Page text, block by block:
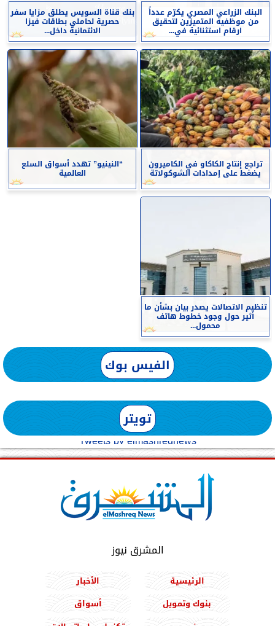
البنك الزراعي المصري يكرّم عدداً
من موظفيه المتميزين لتحقيق
ارقام استثنائية في...
بنك قناة السويس يطلق مزايا سفر
حصرية لحاملي بطاقات فيزا
الائتمانية داخل...
تراجع إنتاج الكاكاو في الكاميرون
يضغط على إمدادات الشوكولاتة
“النينيو” تهدد أسواق السلع
العالمية
تنظيم الاتصالات يصدر بيان بشأن ما
أثير حول وجود خطوط هاتف
محمول...
الفيس بوك
تويتر
Tweets by elmashreqnews
المشرق نيوز
الرئيسية
الأخبار
بنوك وتمويل
أسواق